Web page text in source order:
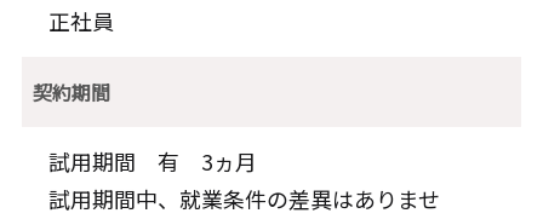
正社員
契約期間
試用期間 有 3ヵ月
試用期間中、就業条件の差異はありませ